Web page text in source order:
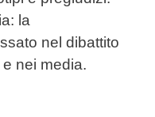
la
nel dibattito
nei media.